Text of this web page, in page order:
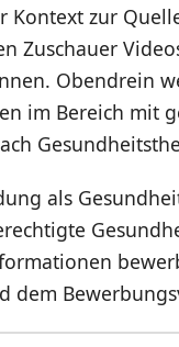
Kontext zur
Zuschauer
Obendrein
im Bereich mit
als
dem